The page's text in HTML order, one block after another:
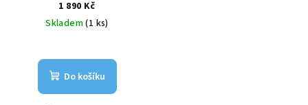
1 890 Kč
Skladem(1 ks)
Do košíku